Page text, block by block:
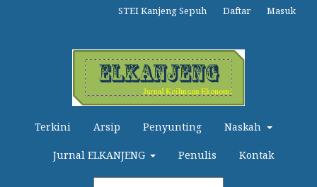
Terkini Arsip Penyunting Naskah
Jurnal ELKANJENG Penulis Kontak
STEI Kanjeng Sepuh Daftar Masuk